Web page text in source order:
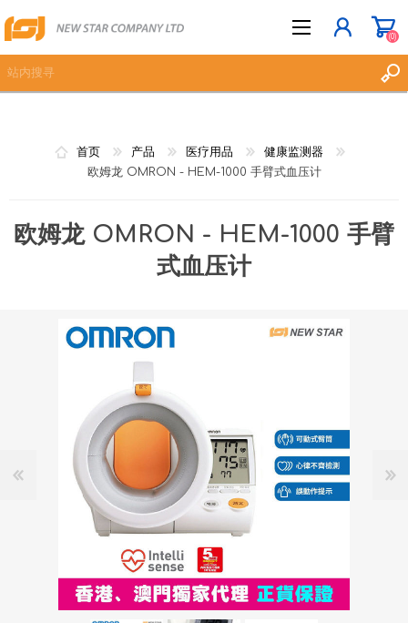
立即登记
(0)
首页 产品 医疗用品
健康监测器
欧姆龙 OMRON - HEM-1000 手臂式血压计
欧姆龙 OMRON - HEM-1000 手臂
式血压计